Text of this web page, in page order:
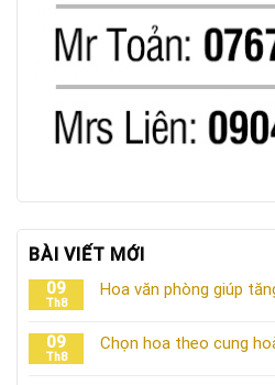
BÀI VIẾT MỚI
09
Th8
Hoa văn phòng giúp
09
Th8
Chọn hoa theo cung